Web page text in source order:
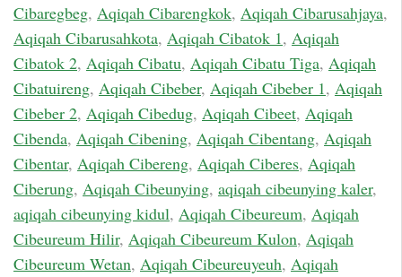
Cibaregbeg, Aqiqah Cibarengkok, Aqiqah Cibarusahjaya,
Aqiqah Cibarusahkota, Aqiqah Cibatok 1, Aqiqah
Cibatok 2, Aqiqah Cibatu, Aqiqah Cibatu Tiga, Aqiqah
Cibatuireng, Aqiqah Cibeber, Aqiqah Cibeber 1, Aqiqah
Cibeber 2, Aqiqah Cibedug, Aqiqah Cibeet, Aqiqah
Cibenda, Aqiqah Cibening, Aqiqah Cibentang, Aqiqah
Cibentar, Aqiqah Cibereng, Aqiqah Ciberes, Aqiqah
Ciberung, Aqiqah Cibeunying, aqiqah cibeunying kaler,
aqiqah cibeunying kidul, Aqiqah Cibeureum, Aqiqah
Cibeureum Hilir, Aqiqah Cibeureum Kulon, Aqiqah
Cibeureum Wetan, Aqiqah Cibeureuyeuh, Aqiqah